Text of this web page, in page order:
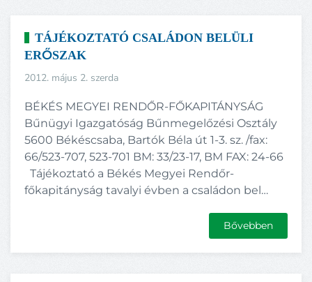
TÁJÉKOZTATÓ CSALÁDON BELÜLI
ERŐSZAK
2012. május 2. szerda
BÉKÉS MEGYEI RENDŐR-FŐKAPITÁNYSÁG
Bűnügyi Igazgatóság Bűnmegelőzési Osztály
5600 Békéscsaba, Bartók Béla út 1-3. sz. /fax:
66/523-707, 523-701 BM: 33/23-17, BM FAX: 24-66
Tájékoztató a Békés Megyei Rendőr-
főkapitányság tavalyi évben a családon bel…
Bővebben